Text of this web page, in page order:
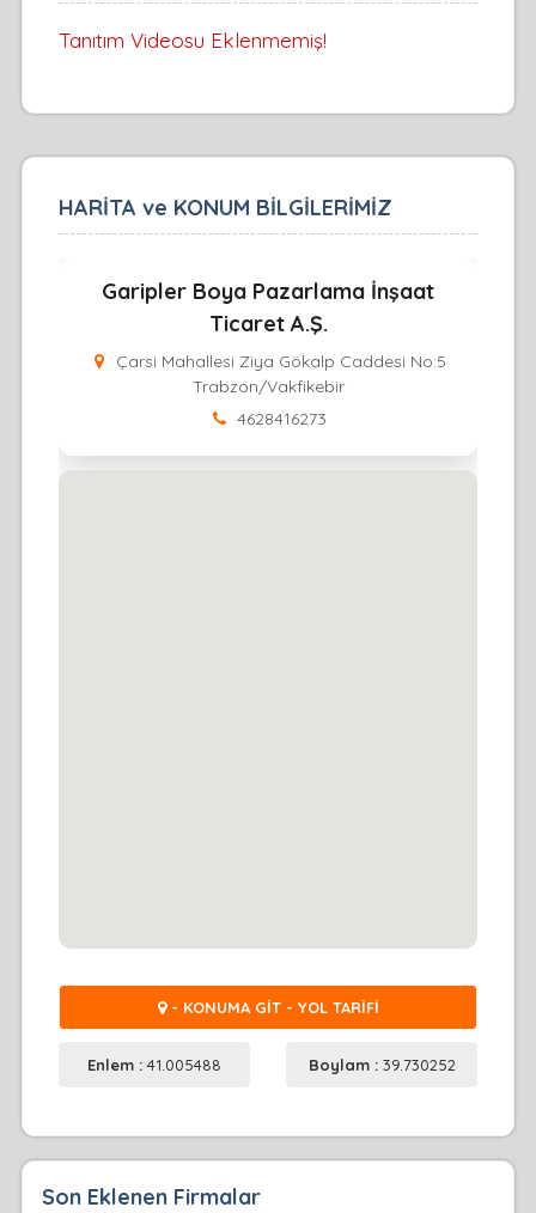
Tanıtım Videosu Eklenmemiş!
HARİTA ve KONUM BİLGİLERİMİZ
Garipler Boya Pazarlama İnşaat
Ticaret A.Ş.
Çarsi Mahallesi Ziya Gökalp Caddesi No:5
Trabzon/Vakfikebir
4628416273
- KONUMA GİT - YOL TARİFİ
Enlem :41.005488 Boylam : 39.730252
Son Eklenen Firmalar